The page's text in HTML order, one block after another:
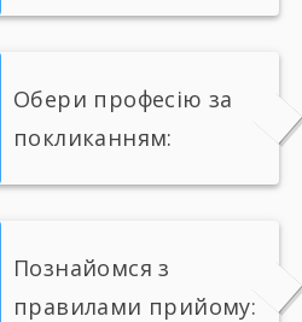
Обери професію за
покликанням:
Познайомся з
правилами прийому: